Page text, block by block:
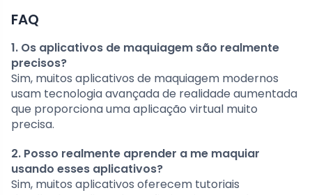
FAQ
1. Os aplicativos de maquiagem são realmente
precisos?
Sim, muitos aplicativos de maquiagem modernos
usam tecnologia avançada de realidade aumentada
que proporciona uma aplicação virtual muito
precisa.
2. Posso realmente aprender a me maquiar
usando esses aplicativos?
Sim, muitos aplicativos oferecem tutoriais